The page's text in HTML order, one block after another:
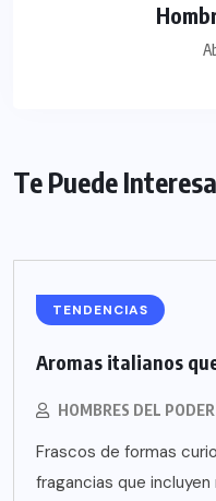
Te Puede
TENDENCIAS
Aromas italianos
HOMBRES DEL PODER
Frascos de formas
fragancias que